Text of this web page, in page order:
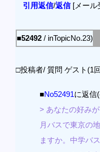
引用返信/返信[メール
■52492 / inTopicNo.23)
□投稿者/ 質問 ゲスト(1
■No52491に返信
> あなたの好み
月バスで東京の
ますか。中学バ